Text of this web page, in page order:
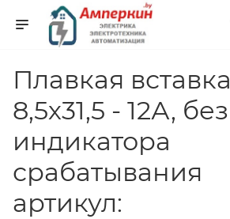
Плавкая вставка
8,5х31,5 - 12А, без
индикатора
срабатывания
артикул: